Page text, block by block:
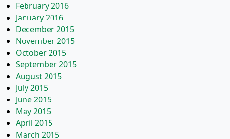
February 2016
January 2016
December 2015
November 2015
October 2015
September 2015
August 2015
July 2015
June 2015
May 2015
April 2015
March 2015